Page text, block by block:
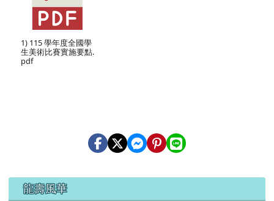
1) 115 學年度全國學
生美術比賽實施要點.
pdf
左邊區域內容
龍壽風華